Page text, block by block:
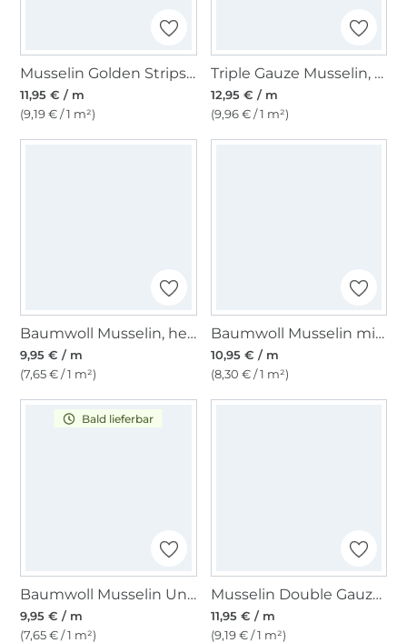
Musselin Golden Strips, dunkelgrün
11,95 € / m
(9,19 € / 1 m²)
Triple Gauze Musselin, beere
12,95 € / m
(9,96 € / 1 m²)
Baumwoll Musselin, helllachs
9,95 € / m
(7,65 € / 1 m²)
Baumwoll Musselin mit Punkten, erdbeerrot
10,95 € / m
(8,30 € / 1 m²)
Bald lieferbar
Baumwoll Musselin Uni, altpetrol
9,95 € / m
(7,65 € / 1 m²)
Musselin Double Gauze Blumenregen, weiß
11,95 € / m
(9,19 € / 1 m²)